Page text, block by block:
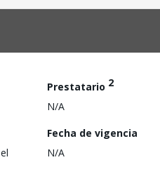
Prestatario 2
N/A
Fecha de vigencia
N/A